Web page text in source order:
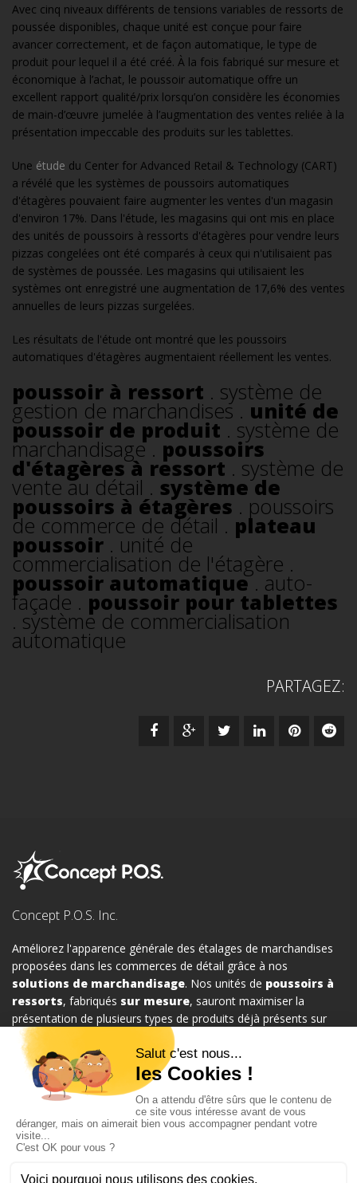
Avec cinq niveaux différents de tensions variables de ressorts de
poussée disponibles, chaque unité est conçue pour faire
avancer correctement, et de façon automatique, le type de
produit pour lequel il a été créé. À la fois fabriqué sur mesure et
économique à l’achat, le poussoir automatique offre un
excellent rapport qualité/prix lorsqu’on considère les économies
de main-d’œuvre jumelée à l’augmentation des ventes reliée à la
présentation impeccable des produits sur les tablettes.
Une étude du Center for Advanced Retail & Technology (CART)
a révélé que les systèmes de poussoirs automatiques
d'étagères pouvaient faire augmenter les ventes d'un magasin
d'environ 17%. Dans l'étude, les magasins qui ont mis en place
des unités de poussoirs à ressorts d'étagères pour vendre leurs
pizzas congelées ont été comparés à ceux qui n'utilisaient pas
de systèmes de poussée. Les magasins qui utilisaient les
systèmes ont enregistré une augmentation de 17,6% des ventes
annuelles de leurs pizzas surgelées.
Les résultats de l'étude ont montré que les poussoirs
automatiques d'étagères augmentaient réellement les ventes.
poussoir à ressort . système de
gestion de marchandises . unité de
poussoir de produit . système de
marchandisage . poussoirs
d'étagères à ressort . système de
vente au détail . système de
poussoirs à étagères . poussoirs
de commerce de détail . plateau
poussoir . unité de
commercialisation de l'étagère .
poussoir automatique. auto-
façade . poussoir pour tablettes
. système de commercialisation
automatique
PARTAGEZ:
Concept P.O.S. Inc.
Améliorez l'apparence générale des étalages de marchandises
proposées dans les commerces de détail grâce à nos
solutions de marchandisage. Nos unités de poussoirs à
ressorts, fabriqués sur mesure, sauront maximiser la
présentation de plusieurs types de produits déjà présents sur
vos étalages et ce, en tout temps. Nous proposons un grand
choix de systèmes de gestion de marchandises au détail qui
saura certainement répondre à vos attentes.
Cliquez-ici pour de l'informations sur comment commander?
Appelez-nous au:1-888-422-0605